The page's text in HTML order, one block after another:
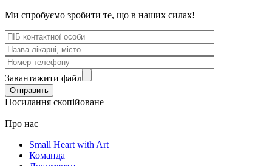
Ми спробуємо зробити те, що в наших силах!
Завантажити файл
Посилання скопійоване
Про нас
Small Heart with Art
Команда